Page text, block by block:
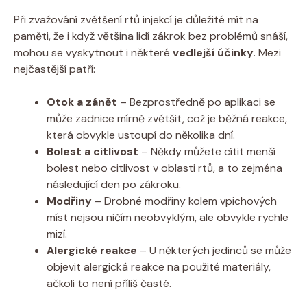
Při zvažování zvětšení rtů injekcí je důležité mít na
paměti, že i když většina lidí zákrok bez problémů snáší,
mohou se vyskytnout i některé vedlejší účinky. Mezi
nejčastější patří:
Otok a zánět – Bezprostředně po aplikaci se
může zadnice mírně zvětšit, což je běžná reakce,
která obvykle ustoupí do několika dní.
Bolest a citlivost – Někdy můžete cítit menší
bolest nebo citlivost v oblasti rtů, a to zejména
následující den po zákroku.
Modřiny – Drobné modřiny kolem vpichových
míst nejsou ničím neobvyklým, ale obvykle rychle
mizí.
Alergické reakce – U některých jedinců se může
objevit alergická reakce na použité materiály,
ačkoli to není příliš časté.